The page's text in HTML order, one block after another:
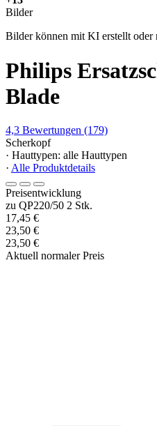
Bilder
Bilder können mit KI erstellt oder
Philips
Blade
4,3 Bewertungen (179)
Scherkopf
· Hauttypen: alle Hauttypen
· Alle Produktdetails
Preisentwicklung
zu QP220/50 2 Stk.
17,45 €
23,50 €
23,50 €
Aktuell normaler Preis